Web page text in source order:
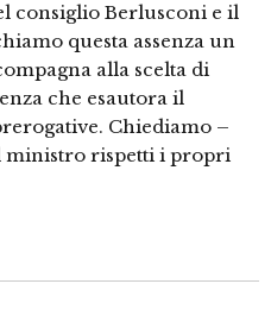
consiglio Berlusconi e il
questa assenza un
alla scelta di
che esautora il
Chiediamo –
ministro rispetti i propri